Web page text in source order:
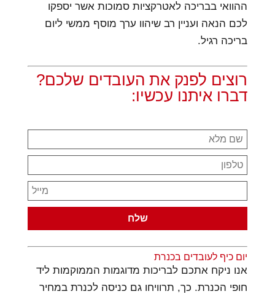
ההוואי בבריכה לאטרקציות סמוכות אשר יספקו
לכם הנאה ועניין רב שיהוו ערך מוסף ממשי ליום
בריכה רגיל.
רוצים לפנק את העובדים שלכם?
דברו איתנו עכשיו:
יום כיף לעובדים בכנרת
אנו ניקח אתכם לבריכות מדוגמות הממוקמות ליד
חופי הכנרת. כך, תרוויחו גם כניסה לכנרת במחיר